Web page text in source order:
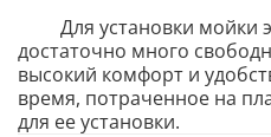
Для установки мойки
достаточно много
высокий комфорт и
время, потраченное на
для ее установки.